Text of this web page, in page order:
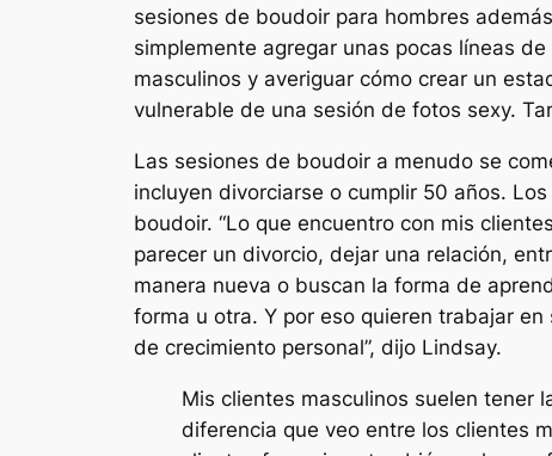
sesiones de boudoir para hombres
simplemente agregar unas pocas líneas
masculinos y averiguar cómo crear un
vulnerable de una sesión de fotos sexy.
Las sesiones de boudoir a menudo se
incluyen divorciarse o cumplir 50 años.
boudoir. “Lo que encuentro con mis
parecer un divorcio, dejar una relación,
manera nueva o buscan la forma de
forma u otra. Y por eso quieren trabajar
de crecimiento personal”, dijo Lindsay.
Mis clientes masculinos suelen tener
diferencia que veo entre los clientes